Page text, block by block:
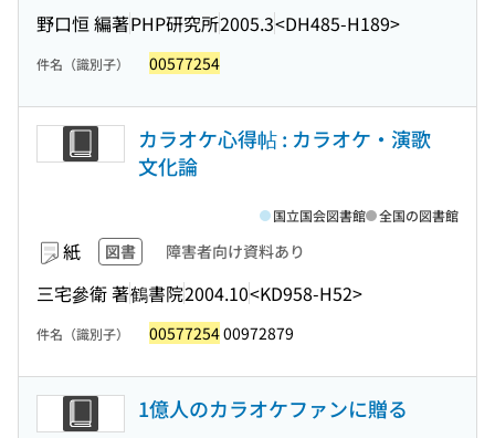
野口恒 編著PHP研究所2005.3<DH485-H189>
件名（識別子） 00577254
カラオケ心得帖 : カラオケ・演歌
文化論
紙 図書 障害者向け資料あり
三宅參衛 著鶴書院2004.10<KD958-H52>
国立国会図書館 全国の図書館
件名（識別子） 0057725400972879
1億人のカラオケファンに贈る